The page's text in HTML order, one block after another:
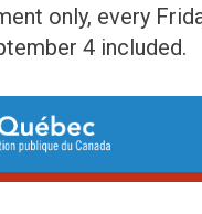
only, every
4 included.